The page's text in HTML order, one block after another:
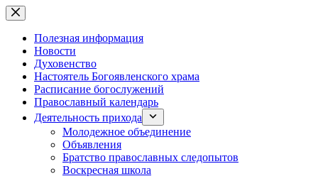
Перейти
к
сути
Полезная информация
Новости
Духовенство
Настоятель Богоявленского храма
Расписание богослужений
Православный календарь
Деятельность прихода
Молодежное объединение
Объявления
Братство православных следопытов
Воскресная школа